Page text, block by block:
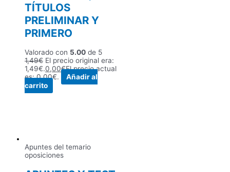
TÍTULOS
PRELIMINAR Y
PRIMERO
Valorado con 5.00 de 5
1,49€ El precio original era:
1,49€.0,00€El precio actual
es: 0,00€.
Añadir al
carrito
Apuntes del temario
oposiciones